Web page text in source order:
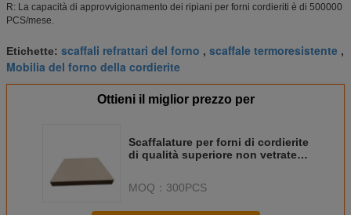
R: La capacità di approvvigionamento dei ripiani per forni cordieriti è di 500000
PCS/mese.
Etichette: scaffali refrattari del forno , scaffale termoresistente ,
Mobilia del forno della cordierite
Ottieni il miglior prezzo per
Scaffalature per forni di cordierite
di qualità superiore non vetrate
MOQ： 300PCS